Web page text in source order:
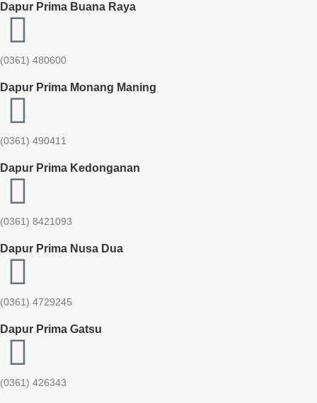
Dapur Prima Buana Raya
(0361) 480600
Dapur Prima Monang Maning
(0361) 490411​
Dapur Prima Kedonganan
(0361) 8421093
Dapur Prima Nusa Dua
(0361) 4729245
Dapur Prima Gatsu
(0361) 426343